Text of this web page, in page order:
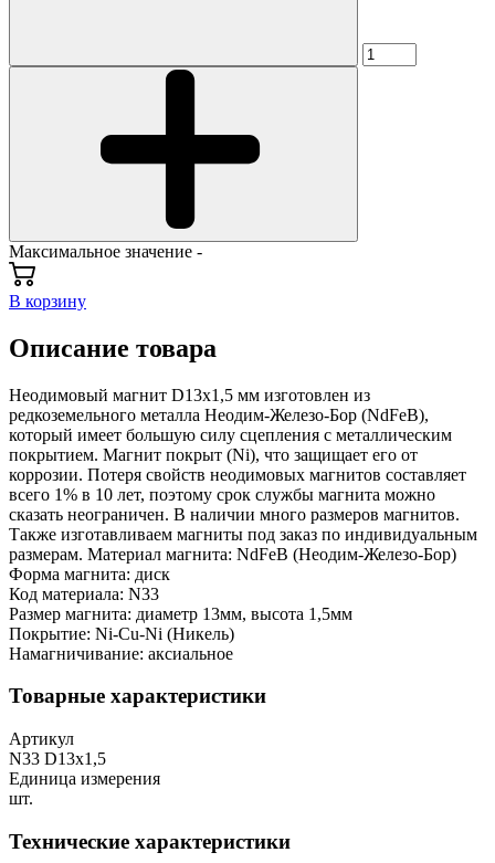
Максимальное значение -
В корзину
Описание товара
Неодимовый магнит D13x1,5 мм изготовлен из
редкоземельного металла Неодим-Железо-Бор (NdFeB),
который имеет большую силу сцепления с металлическим
покрытием. Магнит покрыт (Ni), что защищает его от
коррозии. Потеря свойств неодимовых магнитов составляет
всего 1% в 10 лет, поэтому срок службы магнита можно
сказать неограничен. В наличии много размеров магнитов.
Также изготавливаем магниты под заказ по индивидуальным
размерам. Материал магнита: NdFeB (Неодим-Железо-Бор)
Форма магнита: диск
Код материала: N33
Размер магнита: диаметр 13мм, высота 1,5мм
Покрытие: Ni-Cu-Ni (Никель)
Намагничивание: аксиальное
Товарные характеристики
Артикул
N33 D13x1,5
Единица измерения
шт.
Технические характеристики